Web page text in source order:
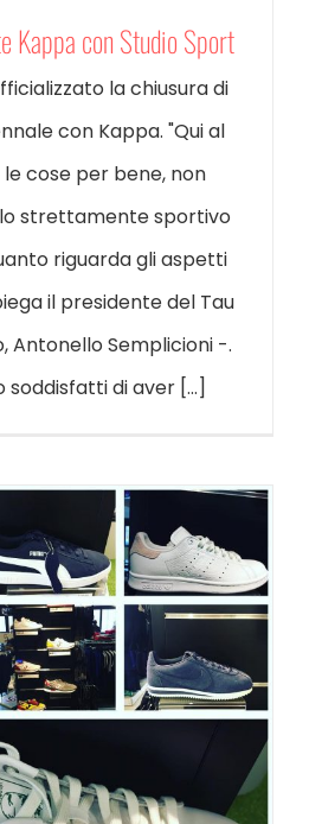
Kappa con Studio Sport
la chiusura di
con Kappa. "Qui al
cose per bene, non
strettamente sportivo
riguarda gli aspetti
il presidente del Tau
Antonello Semplicioni -.
soddisfatti di aver [...]